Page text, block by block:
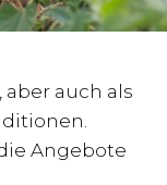
auch als
Angebote